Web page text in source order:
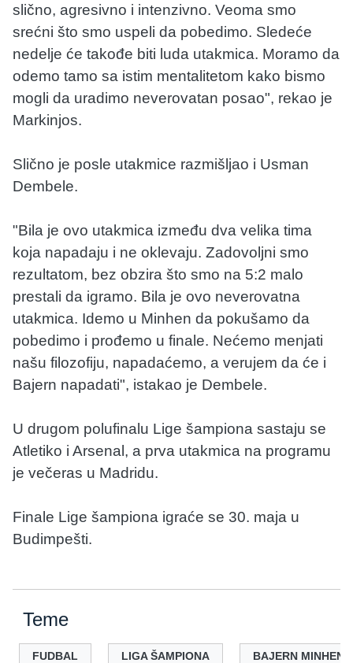
slično, agresivno i intenzivno. Veoma smo
srećni što smo uspeli da pobedimo. Sledeće
nedelje će takođe biti luda utakmica. Moramo da
odemo tamo sa istim mentalitetom kako bismo
mogli da uradimo neverovatan posao", rekao je
Markinjos.
Slično je posle utakmice razmišljao i Usman
Dembele.
"Bila je ovo utakmica između dva velika tima
koja napadaju i ne oklevaju. Zadovoljni smo
rezultatom, bez obzira što smo na 5:2 malo
prestali da igramo. Bila je ovo neverovatna
utakmica. Idemo u Minhen da pokušamo da
pobedimo i prođemo u finale. Nećemo menjati
našu filozofiju, napadaćemo, a verujem da će i
Bajern napadati", istakao je Dembele.
U drugom polufinalu Lige šampiona sastaju se
Atletiko i Arsenal, a prva utakmica na programu
je večeras u Madridu.
Finale Lige šampiona igraće se 30. maja u
Budimpešti.
Teme
FUDBAL LIGA ŠAMPIONA BAJERN MINHEN